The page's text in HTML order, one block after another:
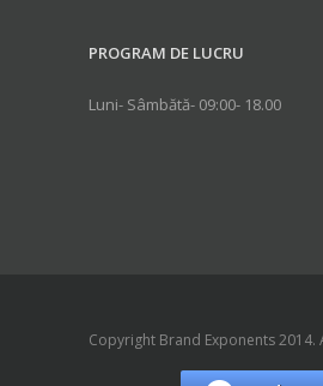
PROGRAM DE LUCRU
Luni- Sâmbătă- 09:00- 18.00
Copyright Brand Exponents 2014.